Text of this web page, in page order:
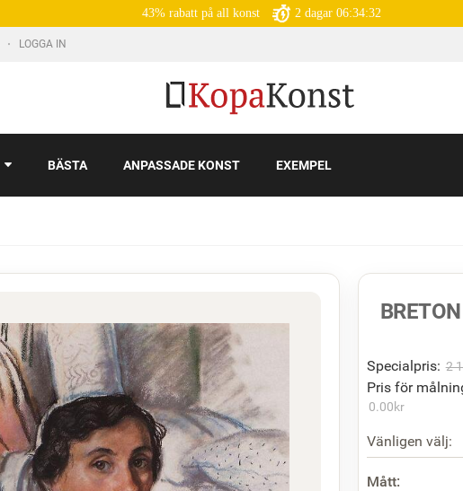
43% rabatt på all konst 2 dagar 06:34:31
LOGGA IN
BÄSTA ANPASSADE KONST EXEMPEL
BRETON
Specialpris: 2
Pris för
0.00kr
Vänligen välj:
Mått: